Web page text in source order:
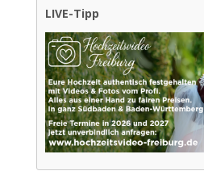
LIVE-Tipp